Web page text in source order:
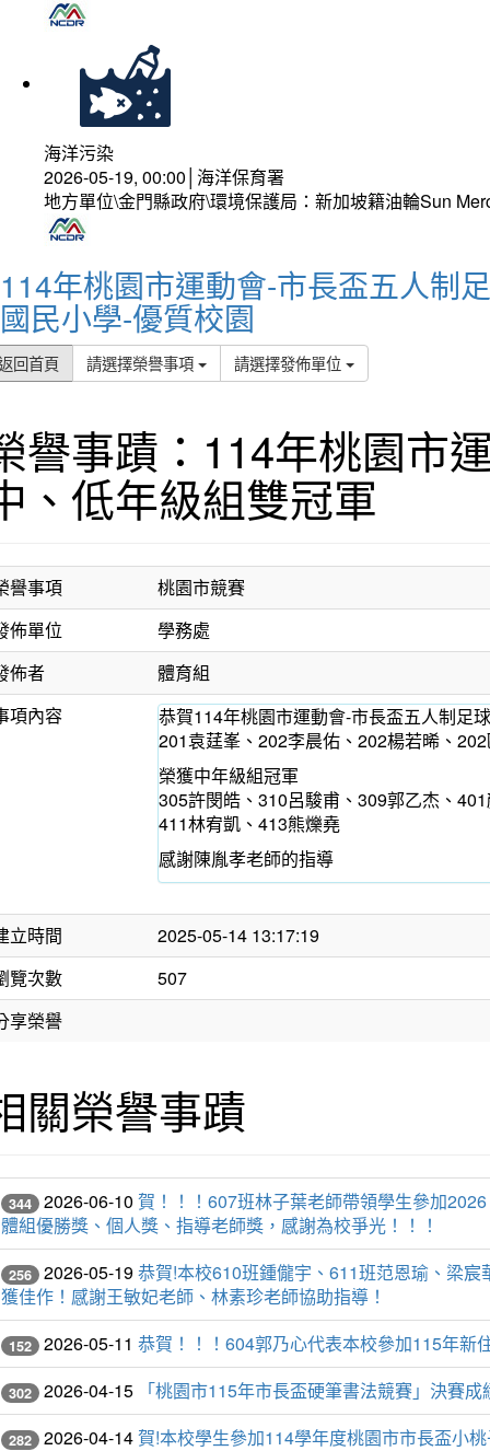
海洋污染
2026-05-19, 00:00│海洋保育署
地方單位\金門縣政府\環境保護局：新加坡籍油輪Sun
114年桃園市運動會-市長盃五人制
國民小學-優質校園
回首頁 請選擇榮譽事項 請選擇發佈單位
譽事蹟：114年桃園市
、低年級組雙冠軍
譽事項
桃園市競賽
佈單位
學務處
佈者
體育組
項內容
恭賀114年桃園市運動會-市長盃五人制足
201袁莛峯、202李晨佑、202楊若晞、
榮獲中年級組冠軍
305許閔皓、310呂駿甫、309郭乙杰、
411林宥凱、413熊爍堯
感謝陳胤孝老師的指導
立時間
2025-05-14 13:17:19
覽次數
507
享榮譽
關榮譽事蹟
344 2026-06-10 賀！！！607班林子葉老師帶領學生參加
體組優勝獎、個人獎、指導老師獎，感謝為校爭光！！！
256 2026-05-19恭賀!本校610班鍾儱宇、611班范恩瑜、梁
獲佳作！感謝王敏妃老師、林素珍老師協助指導！
152 2026-05-11 恭賀！！！604郭乃心代表本校參加115年新
302 2026-04-15 「桃園市115年市長盃硬筆書法競賽」決賽
282 2026-04-14賀!本校學生參加114學年度桃園市市長盃小